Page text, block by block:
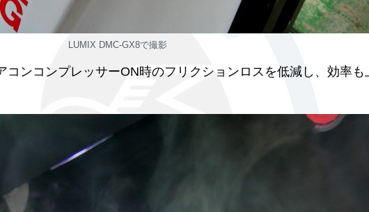
LUMIX DMC-GX8で撮影
コンコンプレッサーON時のフリクションロスを低減し、効率も